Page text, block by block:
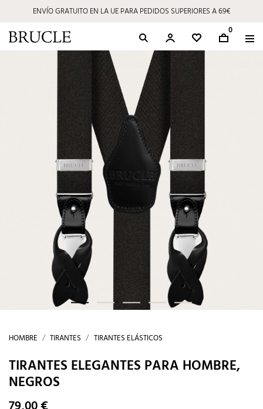
ENVÍO GRATUITO EN LA UE PARA PEDIDOS SUPERIORES A 69€
⭐ 4,9/5 en Google | Excelencia Artesanal desde 2002
0
HOMBRE TIRANTES TIRANTES ELÁSTICOS
TIRANTES ELEGANTES PARA HOMBRE,
NEGROS